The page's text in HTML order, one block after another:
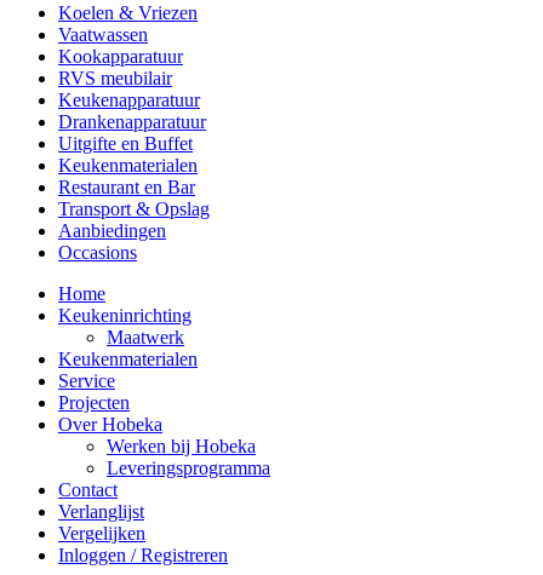
Koelen & Vriezen
Vaatwassen
Kookapparatuur
RVS meubilair
Keukenapparatuur
Drankenapparatuur
Uitgifte en Buffet
Keukenmaterialen
Restaurant en Bar
Transport & Opslag
Aanbiedingen
Occasions
Home
Keukeninrichting
Maatwerk
Keukenmaterialen
Service
Projecten
Over Hobeka
Werken bij Hobeka
Leveringsprogramma
Contact
Verlanglijst
Vergelijken
Inloggen / Registreren